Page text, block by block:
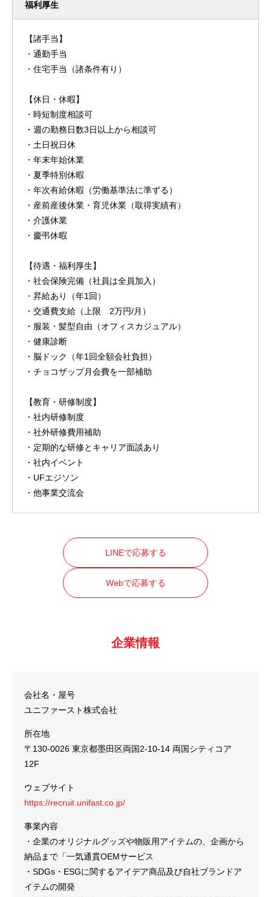
福利厚生
【諸手当】
・通勤手当
・住宅手当（諸条件有り）
【休日・休暇】
・時短制度相談可
・週の勤務日数3日以上から相談可
・土日祝日休
・年末年始休業
・夏季特別休暇
・年次有給休暇（労働基準法に準ずる）
・産前産後休業・育児休業（取得実績有）
・介護休業
・慶弔休暇
【待遇・福利厚生】
・社会保険完備（社員は全員加入）
・昇給あり（年1回）
・交通費支給（上限 2万円/月）
・服装・髪型自由（オフィスカジュアル）
・健康診断
・脳ドック（年1回全額会社負担）
・チョコザップ月会費を一部補助
【教育・研修制度】
・社内研修制度
・社外研修費用補助
・定期的な研修とキャリア面談あり
・社内イベント
・UFエジソン
・他事業交流会
LINEで応募する
Webで応募する
企業情報
会社名・屋号
ユニファースト株式会社
所在地
〒130-0026 東京都墨田区両国2-10-14 両国シティコア
12F
ウェブサイト
https://recruit.unifast.co.jp/
事業内容
・企業のオリジナルグッズや物販用アイテムの、企画から
納品まで「一気通貫OEMサービス
・SDGs・ESGに関するアイデア商品及び自社ブランドア
イテムの開発